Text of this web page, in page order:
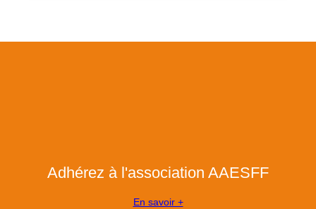
Adhérez à l'association AAESFF
En savoir +